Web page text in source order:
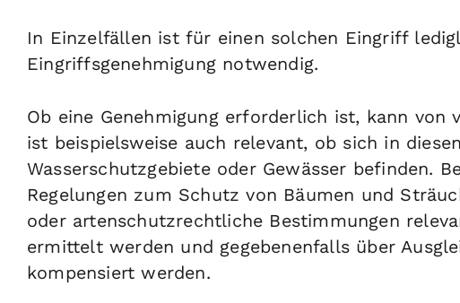
In Einzelfällen ist für einen solchen Eingriff
Eingriffsgenehmigung notwendig.
Ob eine Genehmigung erforderlich ist, kann von
ist beispielsweise auch relevant, ob sich in
Wasserschutzgebiete oder Gewässer befinden.
Regelungen zum Schutz von Bäumen und
oder artenschutzrechtliche Bestimmungen
ermittelt werden und gegebenenfalls über
kompensiert werden.